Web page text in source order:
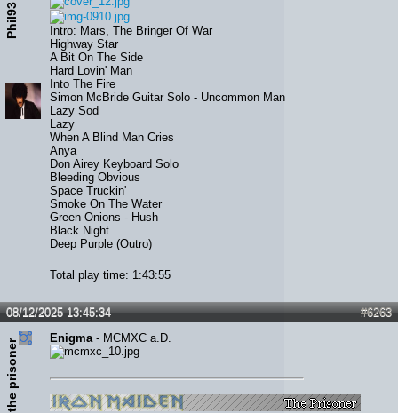
Phil93
Intro: Mars, The Bringer Of War
Highway Star
A Bit On The Side
Hard Lovin' Man
Into The Fire
Simon McBride Guitar Solo - Uncommon Man
Lazy Sod
Lazy
When A Blind Man Cries
Anya
Don Airey Keyboard Solo
Bleeding Obvious
Space Truckin'
Smoke On The Water
Green Onions - Hush
Black Night
Deep Purple (Outro)
Total play time: 1:43:55
#6263
08/12/2025 13:45:34
the prisoner
Enigma - MCMXC a.D.